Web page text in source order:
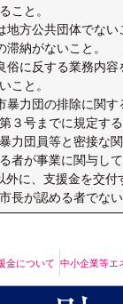
こと。
地方公共団体でない
滞納がないこと。
俗に反する業務内容
こと。
暴力団の排除に関す
３号までに規定す
力団員等と密接な
者が事業に関与して
外に、支援金を交付
長が認める者でない
金について